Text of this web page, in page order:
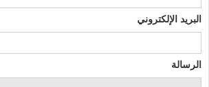
البريد الإلكتروني
الرسالة